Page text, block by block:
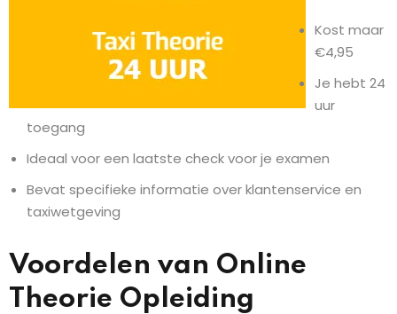
Kost maar
€4,95
Je hebt 24
uur
toegang
Ideaal voor een laatste check voor je examen
Bevat specifieke informatie over klantenservice en
taxiwetgeving
Voordelen van Online
Theorie Opleiding